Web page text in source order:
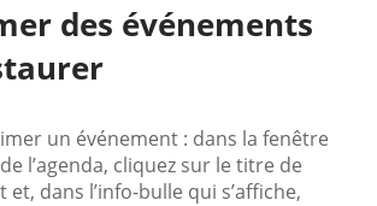
des événements
un événement : dans la fenêtre
l’agenda, cliquez sur le titre de
et, dans l’info-bulle qui s’affiche,